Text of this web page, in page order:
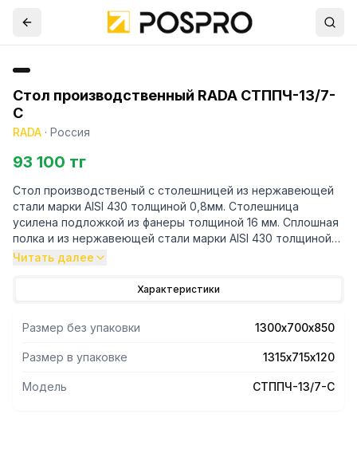
Стол производственный RADA СТППЧ-13/7-
С
RADA · Россия
93 100 тг
Стол производственый с столешницей из нержавеющей
стали марки AISI 430 толщиной 0,8мм. Столешница
усилена подложкой из фанеры толщиной 16 мм. Сплошная
полка и из нержавеющей стали марки AISI 430 толщиной
0,8мм. Ножки каркаса из профильной трубы 40х40
Регулируемые опоры. У производственного стола
равнораспределенная 250 кг. Стол поставляется в
разобранном виде. В упакованном виде изделие имеет
Читать далее
Характеристики
Размер без упаковки 1300х700х850
Размер в упаковке 1315х715х120
Модель СТППЧ-13/7-С